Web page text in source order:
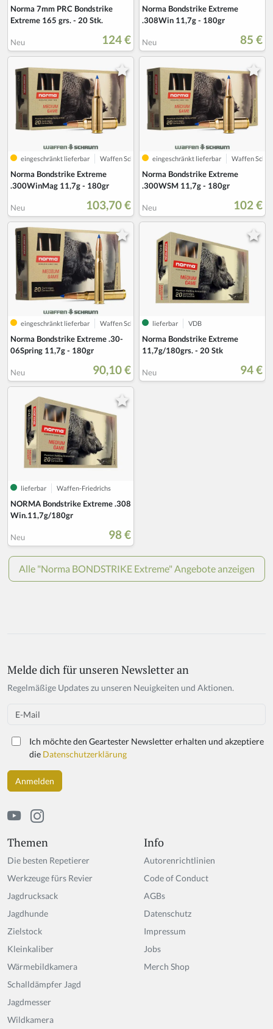
Themen
Die besten Repetierer
Werkzeuge fürs Revier
Jagdrucksack
Jagdhunde
Zielstock
Kleinkaliber
Wärmebildkamera
Schalldämpfer Jagd
Jagdmesser
Wildkamera
Info
Autorenrichtlinien
Code of Conduct
AGBs
Datenschutz
Impressum
Jobs
Merch Shop
Melde dich für unseren Newsletter an
Regelmäßige Updates zu unseren Neuigkeiten und Aktionen.
Email
Ich möchte den Geartester Newsletter erhalten und akzeptiere
die Datenschutzerklärung